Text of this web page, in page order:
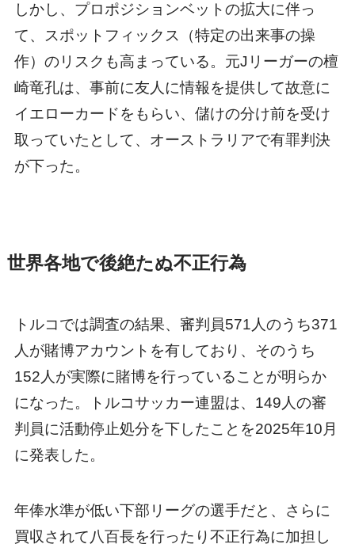
しかし、プロポジションベットの拡大に伴っ
て、スポットフィックス（特定の出来事の操
作）のリスクも高まっている。元Jリーガーの檀
崎竜孔は、事前に友人に情報を提供して故意に
イエローカードをもらい、儲けの分け前を受け
取っていたとして、オーストラリアで有罪判決
が下った。
世界各地で後絶たぬ不正行為
トルコでは調査の結果、審判員571人のうち371
人が賭博アカウントを有しており、そのうち
152人が実際に賭博を行っていることが明らか
になった。トルコサッカー連盟は、149人の審
判員に活動停止処分を下したことを2025年10月
に発表した。
年俸水準が低い下部リーグの選手だと、さらに
買収されて八百長を行ったり不正行為に加担し